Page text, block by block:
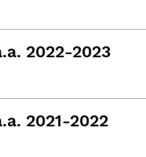
2022-2023
2021-2022